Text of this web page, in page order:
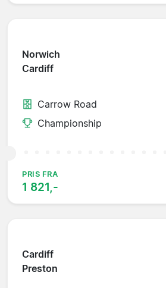
Norwich
Cardiff
Carrow Road
Championship
PRIS FRA
1 821,-
Cardiff
Preston